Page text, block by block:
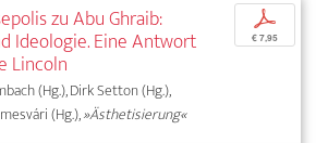
zu Abu Ghraib:
Ideologie. Eine Antwort
Lincoln
(Hg.), Dirk Setton (Hg.),
(Hg.),»Ästhetisierung«
p
€ 7,95